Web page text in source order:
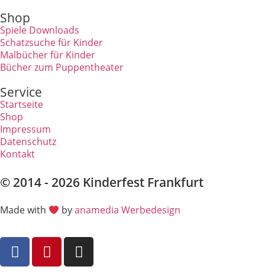
Shop
Spiele Downloads
Schatzsuche für Kinder
Malbücher für Kinder
Bücher zum Puppentheater
Service
Startseite
Shop
Impressum
Datenschutz
Kontakt
© 2014 - 2026 Kinderfest Frankfurt
Made with byanamedia Werbedesign